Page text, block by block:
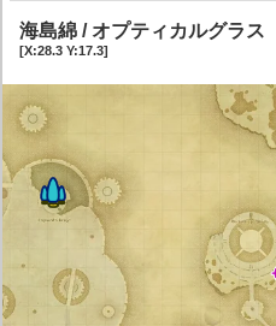
海島綿 / オプティカルグラス
[X:28.3 Y:17.3]